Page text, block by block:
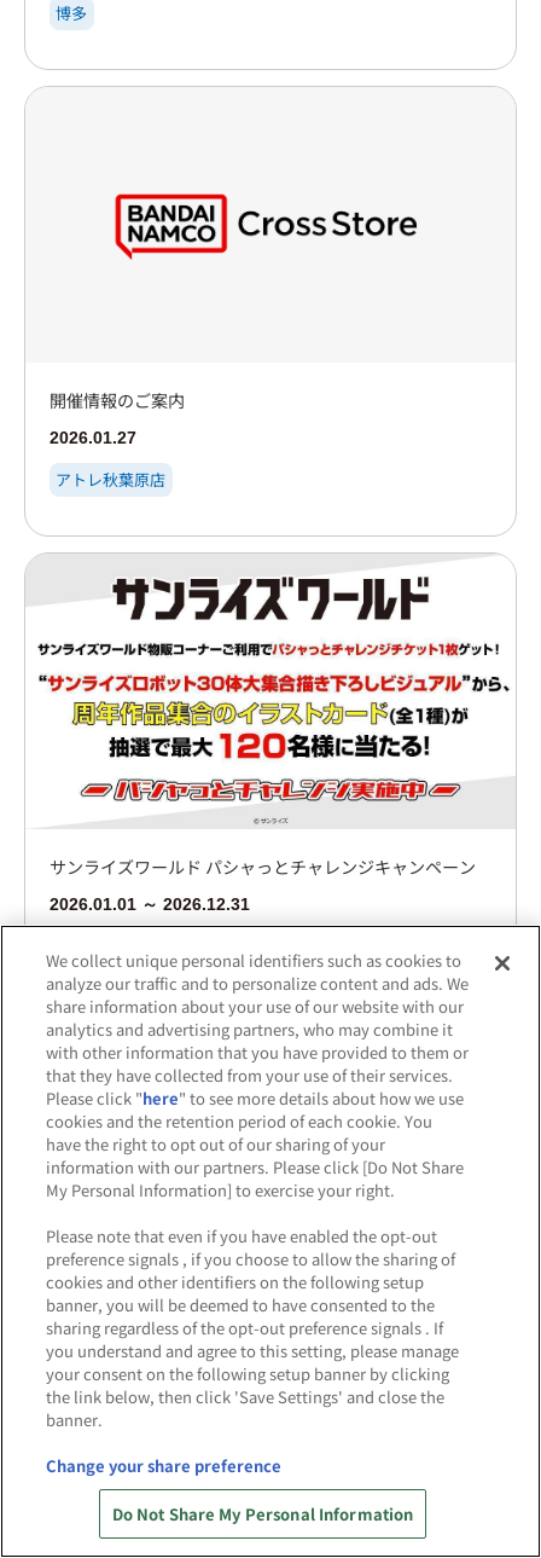
博多
開催情報のご案内
2026.01.27
アトレ秋葉原店
サンライズワールド パシャっとチャレンジキャンペーン
2026.01.01 ～ 2026.12.31
コミカライズ記念『機動戦士ガンダム 水星の魔女』 メカ
ぐるみ プリントまつり開催！！
2025.12.17 ～ 2026.08.30
We collect unique personal identifiers such as cookies to
analyze our traffic and to personalize content and ads. We
share information about your use of our website with our
analytics and advertising partners, who may combine it
with other information that you have provided to them or
that they have collected from your use of their services.
Please click "here" to see more details about how we use
cookies and the retention period of each cookie. You
have the right to opt out of our sharing of your
information with our partners. Please click [Do Not Share
My Personal Information] to exercise your right.
Please note that even if you have enabled the opt-out
preference signals , if you choose to allow the sharing of
cookies and other identifiers on the following setup
banner, you will be deemed to have consented to the
sharing regardless of the opt-out preference signals . If
you understand and agree to this setting, please manage
your consent on the following setup banner by clicking
the link below, then click 'Save Settings' and close the
banner.
Change your share preference
Do Not Share My Personal Information